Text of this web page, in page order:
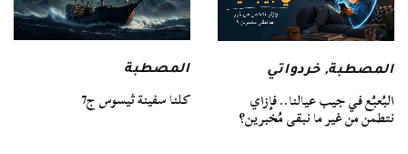
المصطبة,خردواتي
البُعبُع في جيب عيالنا.. فإزاي
نتطمن من غير ما نبقى مُخبرين؟
المصطبة
كلنا سفينة ثيسوس ج7